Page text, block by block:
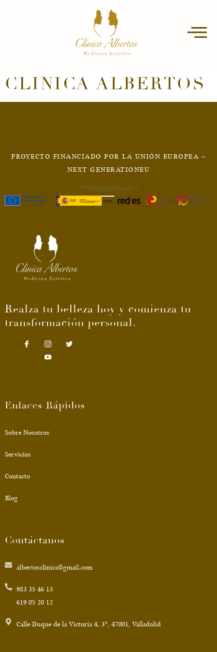
CLINICA ALBERTOS
PROYECTO FINANCIADO POR LA UNIÓN EUROPEA –
NEXT GENERATIONEU
Realza tu belleza hoy y comienza tu
transformación personal.
Enlaces Rápidos
Sobre Nosotros
Servicios
Contacto
Blog
Contáctanos
albertosclinica@gmail.com
983 35 46 13
619 05 20 12
Calle Duque de la Victoria 4, 3°, 47001, Valladolid